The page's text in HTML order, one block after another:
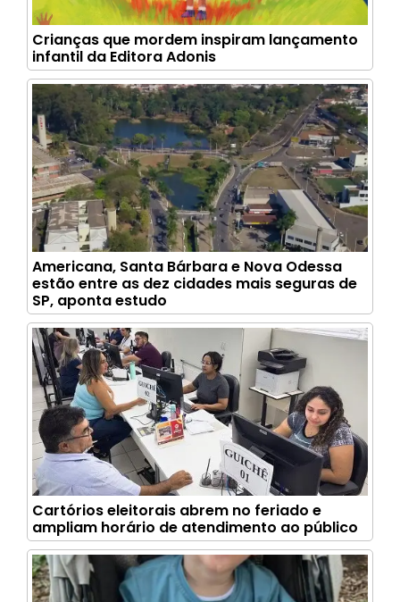
Crianças que mordem inspiram lançamento
infantil da Editora Adonis
Americana, Santa Bárbara e Nova Odessa
estão entre as dez cidades mais seguras de
SP, aponta estudo
Cartórios eleitorais abrem no feriado e
ampliam horário de atendimento ao público